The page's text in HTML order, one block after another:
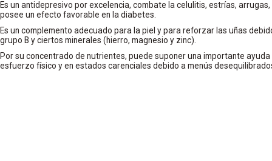
Es un antidepresivo por excelencia, combate la celulitis, estrías,
posee un efecto favorable en la diabetes.
Es un complemento adecuado para la piel y para reforzar las uñas
grupo B y ciertos minerales (hierro, magnesio y zinc).
Por su concentrado de nutrientes, puede suponer una importante
esfuerzo físico y en estados carenciales debido a menús